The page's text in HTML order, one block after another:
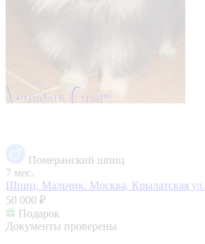
Померанский шпиц
7 мес.
Шпиц. Мальчик. Москва, Крылатская ул.
50 000 ₽
Подарок
Документы проверены